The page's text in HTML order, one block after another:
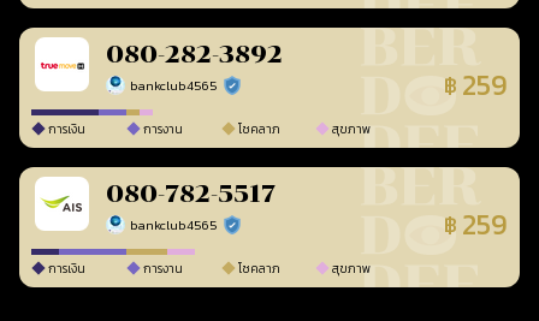
080-282-3892
bankclub4565 ร้านยืนยันแล้ว ฿ 259
การเงิน การงาน โชคลาภ สุขภาพ
080-782-5517
bankclub4565 ร้านยืนยันแล้ว ฿ 259
การเงิน การงาน โชคลาภ สุขภาพ